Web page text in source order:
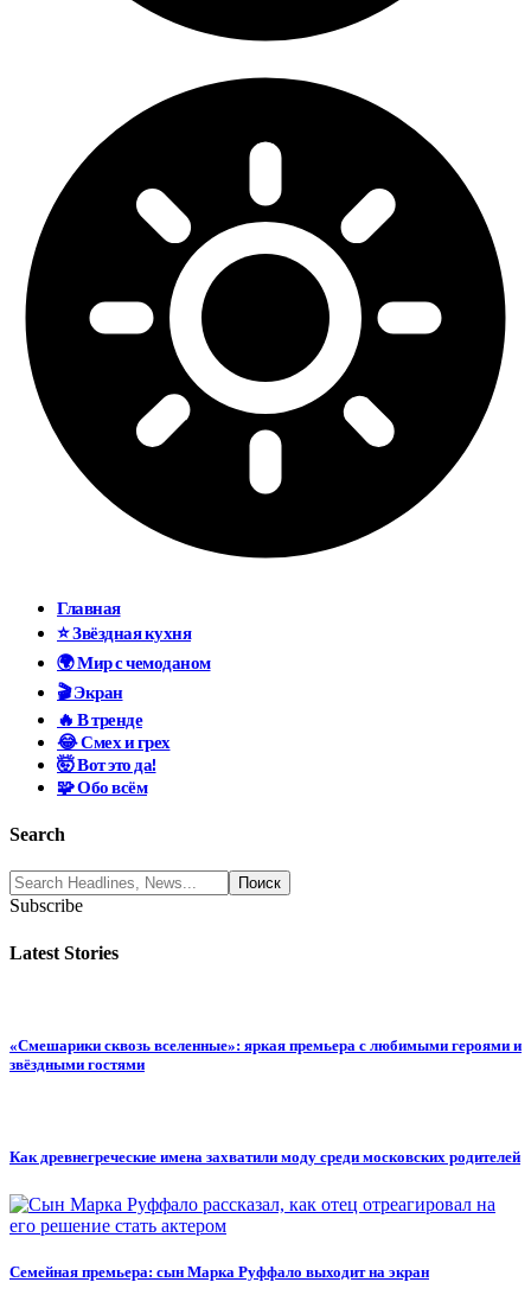
Главная
⭐ Звёздная кухня
🌍 Мир с чемоданом
🎬 Экран
🔥 В тренде
😂 Смех и грех
🤯 Вот это да!
🧩 Обо всём
Search
Subscribe
Latest Stories
«Смешарики сквозь вселенные»: яркая премьера с любимыми героями и
звёздными гостями
Как древнегреческие имена захватили моду среди московских родителей
Семейная премьера: сын Марка Руффало выходит на экран